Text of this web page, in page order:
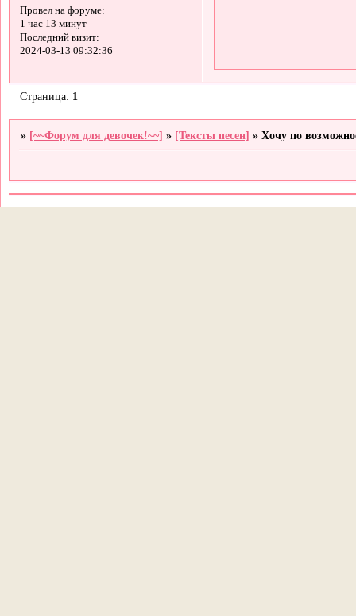
Провел на форуме:
1 час 13 минут
Последний визит:
2024-03-13 09:32:36
Страница: 1
» [~~Форум для девочек!~~] » [Тексты песен] »Хочу по